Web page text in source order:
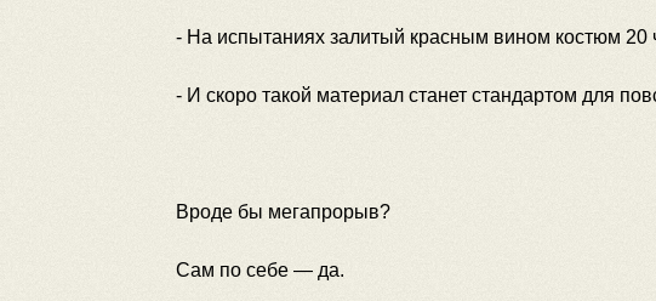
- На испытаниях залитый красным вином костюм 20
- И скоро такой материал станет стандартом для
Вроде бы мегапрорыв?
Сам по себе — да.